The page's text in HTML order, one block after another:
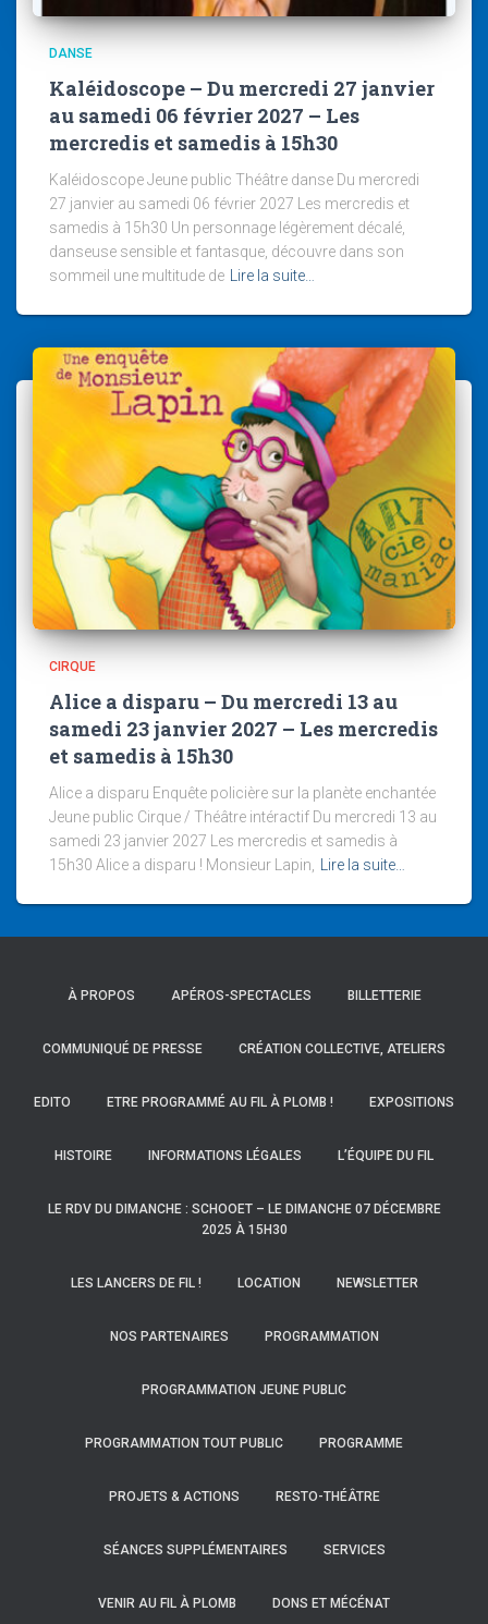
DANSE
Kaléidoscope – Du mercredi 27 janvier
au samedi 06 février 2027 – Les
mercredis et samedis à 15h30
Kaléidoscope Jeune public Théâtre danse Du mercredi
27 janvier au samedi 06 février 2027 Les mercredis et
samedis à 15h30 Un personnage légèrement décalé,
danseuse sensible et fantasque, découvre dans son
sommeil une multitude de Lire la suite…
CIRQUE
Alice a disparu – Du mercredi 13 au
samedi 23 janvier 2027 – Les mercredis
et samedis à 15h30
Alice a disparu Enquête policière sur la planète enchantée
Jeune public Cirque / Théâtre intéractif Du mercredi 13 au
samedi 23 janvier 2027 Les mercredis et samedis à
15h30 Alice a disparu ! Monsieur Lapin,
Lire la suite…
À PROPOS APÉROS-SPECTACLES BILLETTERIE
COMMUNIQUÉ DE PRESSE CRÉATION COLLECTIVE, ATELIERS
EDITO ETRE PROGRAMMÉ AU FIL À PLOMB ! EXPOSITIONS
HISTOIRE INFORMATIONS LÉGALES L’ÉQUIPE DU FIL
LE RDV DU DIMANCHE : SCHOOET – LE DIMANCHE 07 DÉCEMBRE
2025 À 15H30
LES LANCERS DE FIL ! LOCATION NEWSLETTER
NOS PARTENAIRES PROGRAMMATION
PROGRAMMATION JEUNE PUBLIC
PROGRAMMATION TOUT PUBLIC PROGRAMME
PROJETS & ACTIONS RESTO-THÉÂTRE
SÉANCES SUPPLÉMENTAIRES SERVICES
VENIR AU FIL À PLOMB DONS ET MÉCÉNAT